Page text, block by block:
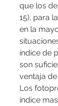
que los
15), para
en la
índice de
son
ventaja
Los
índice